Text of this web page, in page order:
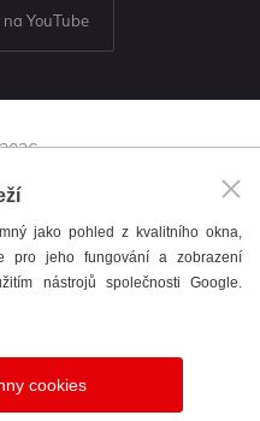
na YouTube
38,
Sázavou
301
jako pohled z kvalitního okna,
pro jeho fungování a zobrazení
nástrojů společnosti Google.
cookies